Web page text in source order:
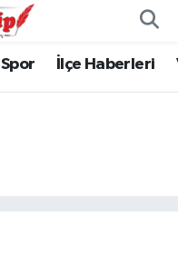
Spor İlçe Haberleri